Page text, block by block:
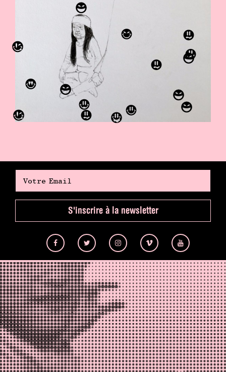
S'inscrire à la newsletter